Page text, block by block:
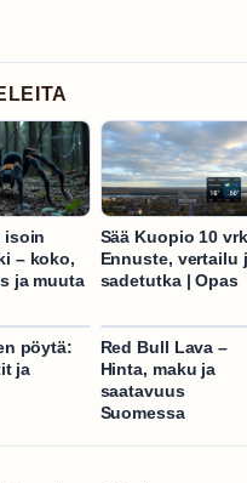
isoin
– koko,
ja muuta
Sää Kuopio 10
Ennuste, vertailu
sadetutka | Opas
pöytä:
ja
Red Bull Lava –
Hinta, maku ja
saatavuus
Suomessa